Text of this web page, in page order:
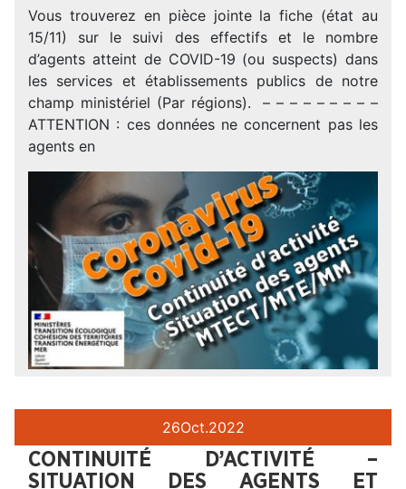
Vous trouverez en pièce jointe la fiche (état au
15/11) sur le suivi des effectifs et le nombre
d’agents atteint de COVID-19 (ou suspects) dans
les services et établissements publics de notre
champ ministériel (Par régions). – – – – – – – – –
ATTENTION : ces données ne concernent pas les
agents en
26Oct.2022
CONTINUITÉ D’ACTIVITÉ –
SITUATION DES AGENTS ET